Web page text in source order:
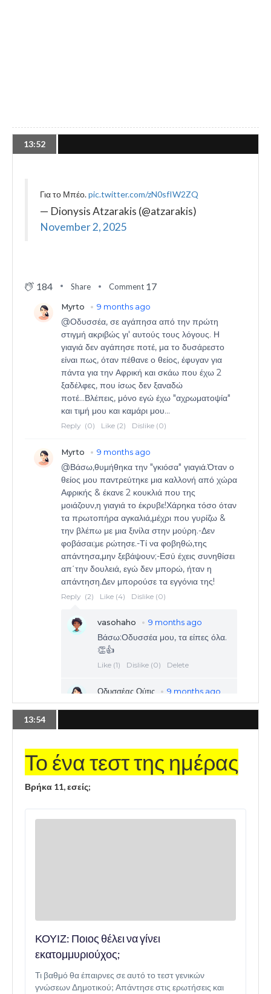
13:52
Για το Μπέο.pic.twitter.com/zN0sfIW2ZQ
— Dionysis Atzarakis (@atzarakis)
November 2, 2025
184 Share Comment 17
13:54
Το ένα τεστ της ημέρας
Βρήκα 11, εσείς;
ΚΟΥΙΖ: Ποιος θέλει να γίνει
εκατομμυριούχος;
Τι βαθμό θα έπαιρνες σε αυτό το τεστ γενικών
γνώσεων Δημοτικού; Απάντησε στις ερωτήσεις και